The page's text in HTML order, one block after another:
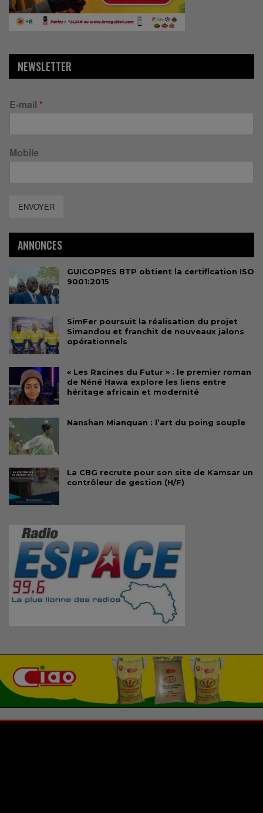
NEWSLETTER
E-mail *
Mobile
ENVOYER
ANNONCES
GUICOPRES BTP obtient la certification ISO
9001:2015
SimFer poursuit la réalisation du projet
Simandou et franchit de nouveaux jalons
opérationnels
« Les Racines du Futur » : le premier roman
de Néné Hawa explore les liens entre
héritage africain et modernité
Nanshan Mianquan : l’art du poing souple
La CBG recrute pour son site de Kamsar un
contrôleur de gestion (H/F)